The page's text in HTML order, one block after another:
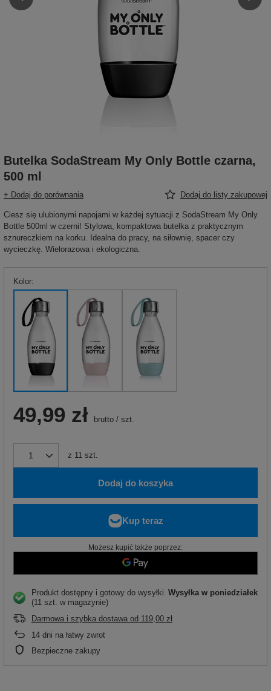
Butelka SodaStream My Only Bottle czarna,
500 ml
+ Dodaj do porównania Dodaj do listy zakupowej
Ciesz się ulubionymi napojami w każdej sytuacji z SodaStream My Only
Bottle 500ml w czerni! Stylowa, kompaktowa butelka z praktycznym
sznureczkiem na korku. Idealna do pracy, na siłownię, spacer czy
wycieczkę. Wielorazowa i ekologiczna.
Kolor
49,99 zł brutto / szt.
z 11 szt.
Dodaj do koszyka
Możesz kupić także poprzez:
Produkt dostępny i gotowy do wysyłki Wysyłka w poniedziałek
(11 szt. w magazynie)
Darmowa i szybka dostawa od 119,00 zł
14 dni na łatwy zwrot
Bezpieczne zakupy